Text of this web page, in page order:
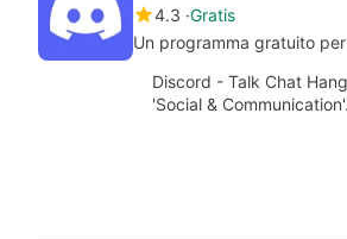
4.3 Gratis
Un programma gratuito
Discord - Talk Chat
'Social & Communication'.